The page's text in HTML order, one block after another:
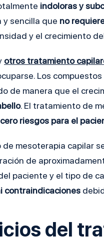
indoloras y
y sencilla que no
y el crecimiento
otros tratamiento
Los
de manera que el
. El tratamiento de
cero riesgos para el
mesoterapia capilar
de
paciente y el tipo de
contraindicaciones
del